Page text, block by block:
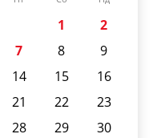
1
2
7 8
9
14 15
16
21 22
23
28 29
30